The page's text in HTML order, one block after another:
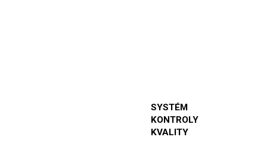
SYSTÉM
KONTROLY
KVALITY